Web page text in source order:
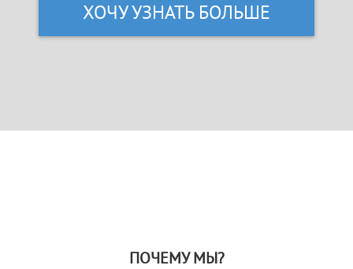
ХОЧУ УЗНАТЬ БОЛЬШЕ
ПОЧЕМУ МЫ?